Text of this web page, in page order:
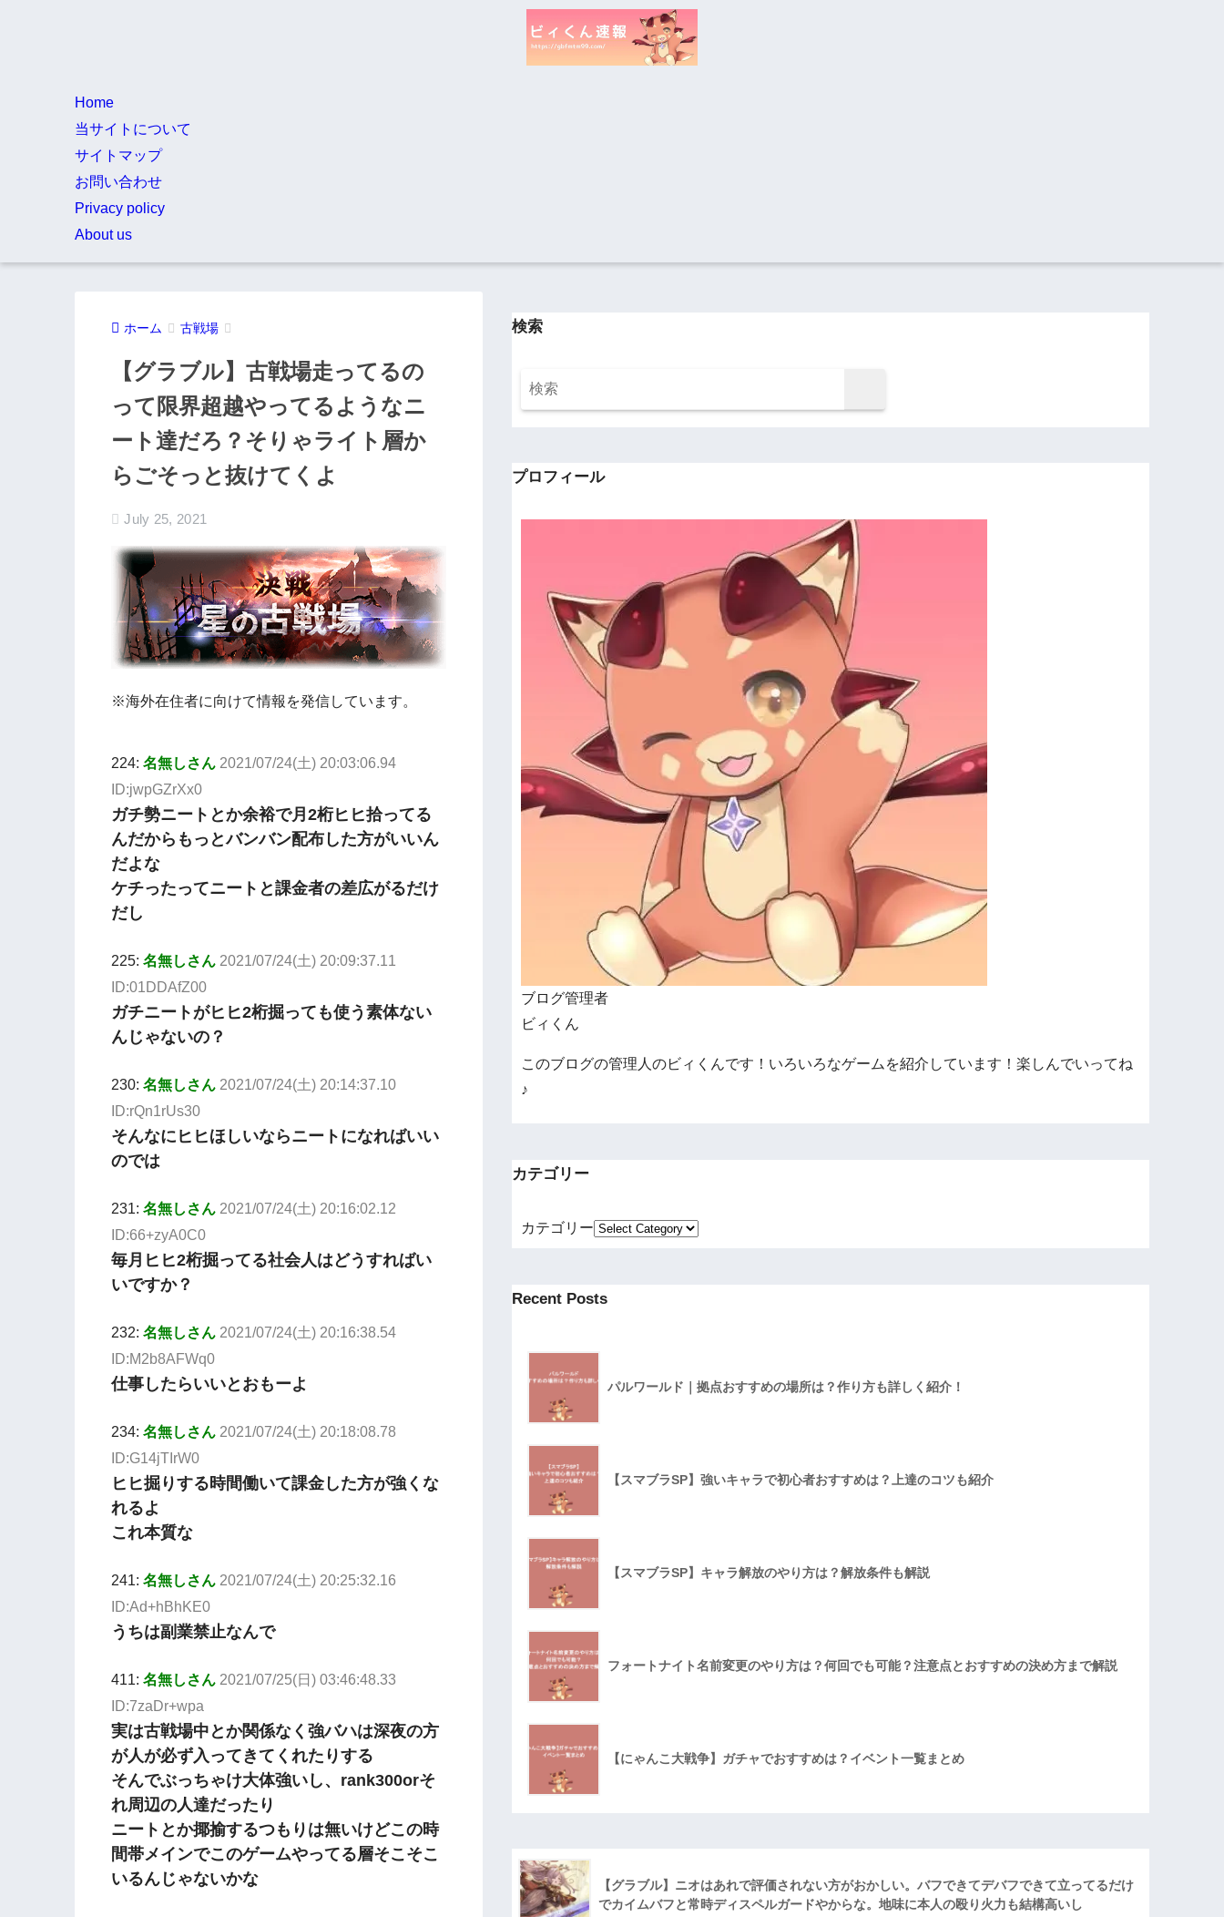
Home
当サイトについて
サイトマップ
お問い合わせ
Privacy policy
About us
ホーム 古戦場
【グラブル】古戦場走ってるの
って限界超越やってるようなニ
ート達だろ？そりゃライト層か
らごそっと抜けてくよ
July 25, 2021
※海外在住者に向けて情報を発信しています。
224: 名無しさん 2021/07/24(土) 20:03:06.94
ID:jwpGZrXx0
ガチ勢ニートとか余裕で月2桁ヒヒ拾ってる
んだからもっとバンバン配布した方がいいん
だよな
ケチったってニートと課金者の差広がるだけ
だし
225: 名無しさん 2021/07/24(土) 20:09:37.11
ID:01DDAfZ00
ガチニートがヒヒ2桁掘っても使う素体ない
んじゃないの？
230: 名無しさん 2021/07/24(土) 20:14:37.10
ID:rQn1rUs30
そんなにヒヒほしいならニートになればいい
のでは
231: 名無しさん 2021/07/24(土) 20:16:02.12
ID:66+zyA0C0
毎月ヒヒ2桁掘ってる社会人はどうすればい
いですか？
232: 名無しさん 2021/07/24(土) 20:16:38.54
ID:M2b8AFWq0
仕事したらいいとおもーよ
234: 名無しさん 2021/07/24(土) 20:18:08.78
ID:G14jTIrW0
ヒヒ掘りする時間働いて課金した方が強くな
れるよ
これ本質な
241: 名無しさん 2021/07/24(土) 20:25:32.16
ID:Ad+hBhKE0
うちは副業禁止なんで
411: 名無しさん 2021/07/25(日) 03:46:48.33
ID:7zaDr+wpa
実は古戦場中とか関係なく強バハは深夜の方
が人が必ず入ってきてくれたりする
そんでぶっちゃけ大体強いし、rank300orそ
れ周辺の人達だったり
ニートとか揶揄するつもりは無いけどこの時
間帯メインでこのゲームやってる層そこそこ
いるんじゃないかな
検索
プロフィール
ブログ管理者
ビィくん
このブログの管理人のビィくんです！いろいろなゲームを紹介しています！楽しんでいってね
♪
カテゴリー
カテゴリー
Recent Posts
パルワールド｜拠点おすすめの場所は？作り方も詳しく紹介！
【スマブラSP】強いキャラで初心者おすすめは？上達のコツも紹介
【スマブラSP】キャラ解放のやり方は？解放条件も解説
フォートナイト名前変更のやり方は？何回でも可能？注意点とおすすめの決め方まで解説
【にゃんこ大戦争】ガチャでおすすめは？イベント一覧まとめ
【グラブル】ニオはあれで評価されない方がおかしい。バフできてデバフできて立ってるだけ
でカイムバフと常時ディスペルガードやからな。地味に本人の殴り火力も結構高いし